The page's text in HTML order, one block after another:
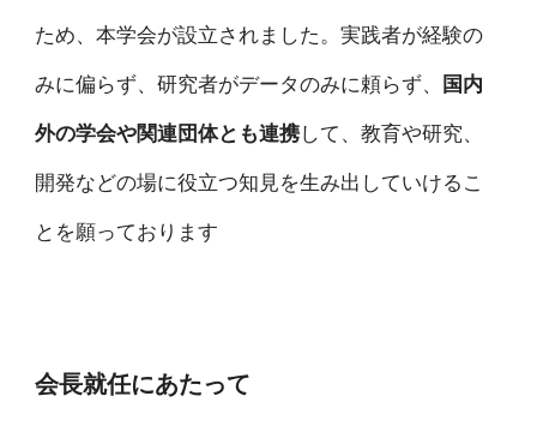
ため、本学会が設立されました。実践者が経験の
みに偏らず、研究者がデータのみに頼らず、 国内
外の学会や関連団体とも連携して、教育や研究、
開発などの場に役立つ知見を生み出していけるこ
とを願っております
会長就任にあたって